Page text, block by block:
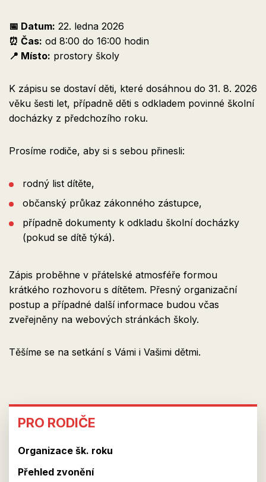
PRO
RODIČE
PRO RODIČE
Organizace šk. roku
Přehled zvonění
📅 Datum: 22. ledna 2026
⏰ Čas: od 8:00 do 16:00 hodin
📍 Místo: prostory školy
K zápisu se dostaví děti, které dosáhnou do 31. 8. 2026
věku šesti let, případně děti s odkladem povinné školní
docházky z předchozího roku.
Prosíme rodiče, aby si s sebou přinesli:
rodný list dítěte,
občanský průkaz zákonného zástupce,
případně dokumenty k odkladu školní docházky
(pokud se dítě týká).
Zápis proběhne v přátelské atmosféře formou
krátkého rozhovoru s dítětem. Přesný organizační
postup a případné další informace budou včas
zveřejněny na webových stránkách školy.
Těšíme se na setkání s Vámi i Vašimi dětmi.